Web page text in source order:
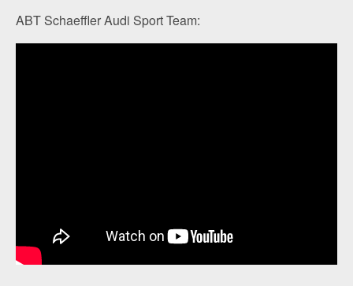
ABT Schaeffler Audi Sport Team: